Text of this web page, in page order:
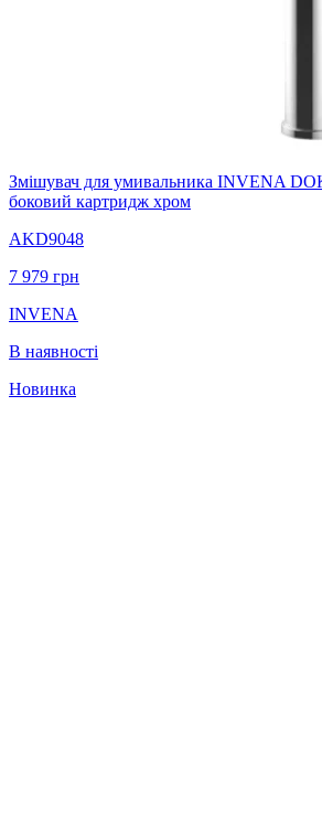
Змішувач для умивальника INVENA
боковий картридж хром
AKD9048
7 979 грн
INVENA
В наявності
Новинка